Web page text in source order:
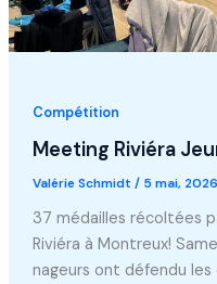
Compétition
Meeting Riviéra
Valérie Schmidt / 5 mai, 2026
37 médailles récoltées
Riviéra à Montreux!
nageurs ont défendu les